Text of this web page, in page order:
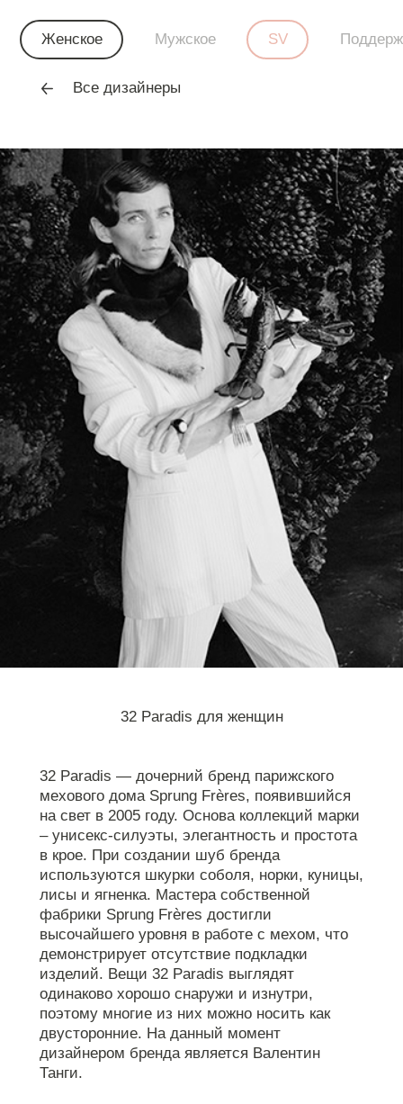
32 Paradis для женщин
32 Paradis — дочерний бренд парижского
мехового дома Sprung Frères, появившийся
на свет в 2005 году. Основа коллекций марки
– унисекс-силуэты, элегантность и простота
в крое. При создании шуб бренда
используются шкурки соболя, норки, куницы,
лисы и ягненка. Мастера собственной
фабрики Sprung Frères достигли
высочайшего уровня в работе с мехом, что
демонстрирует отсутствие подкладки
изделий. Вещи 32 Paradis выглядят
одинаково хорошо снаружи и изнутри,
поэтому многие из них можно носить как
двусторонние. На данный момент
дизайнером бренда является Валентин
Танги.
Женское Мужское SV
Все дизайнеры